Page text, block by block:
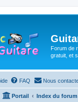
Forum de
gratuit, et
FAQ Nous
Portail Index du forum